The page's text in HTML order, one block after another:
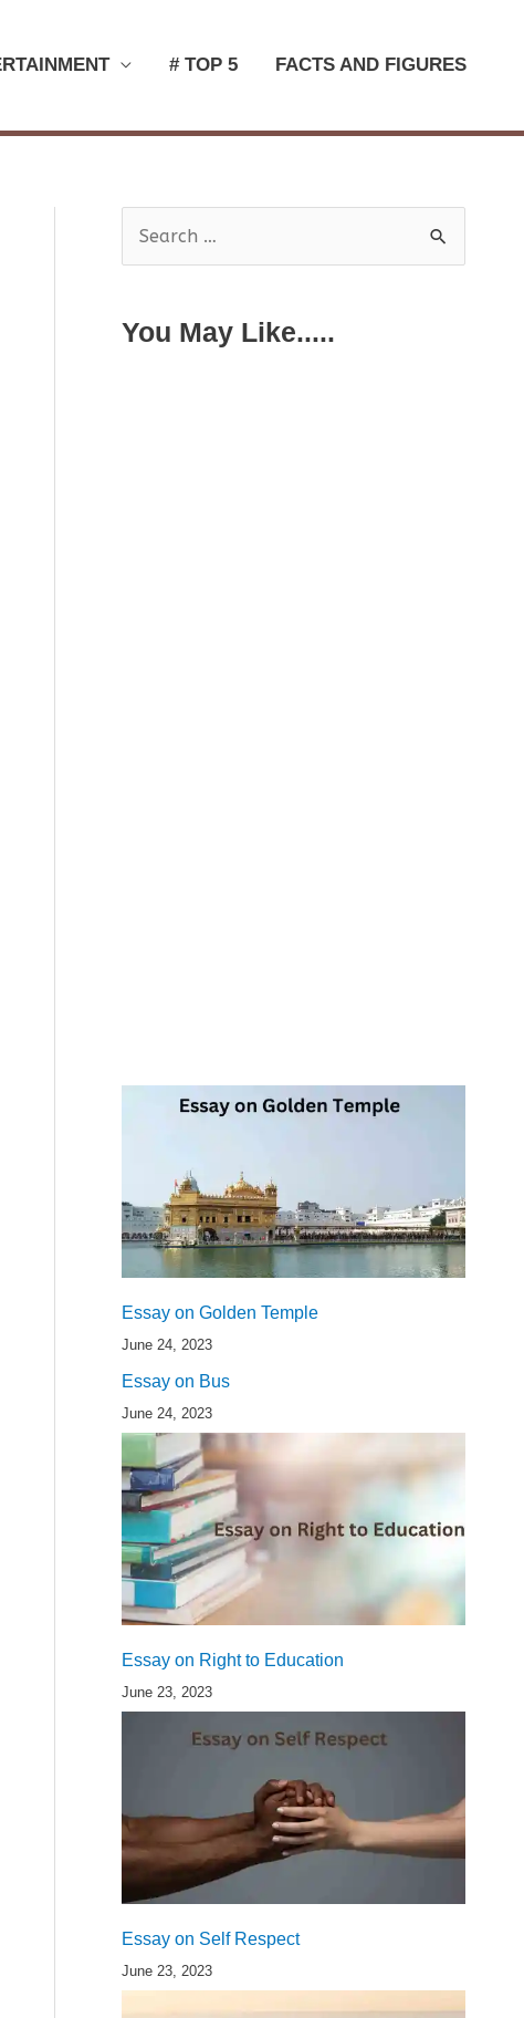
# TOP 5 FACTS AND FIGURES
rYou May Like.....
Essay on Golden Temple
June 24, 2023
Essay on Bus
June 24, 2023
Essay on Right to Education
June 23, 2023
Essay on Self Respect
June 23, 2023